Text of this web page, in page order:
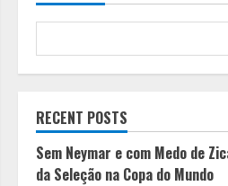
RECENT POSTS
Sem Neymar e com Medo de
da Seleção na Copa do Mundo